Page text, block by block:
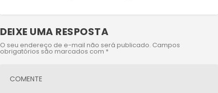
DEIXE UMA RESPOSTA
O seu endereço de e-mail não será publicado. Campos
obrigatórios são marcados com *